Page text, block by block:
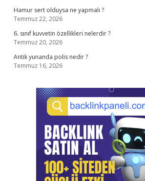
Hamur sert olduysa ne yapmalı ?
Temmuz 22, 2026
6. sınıf kuvvetin özellikleri nelerdir ?
Temmuz 20, 2026
Antik yunanda polis nedir ?
Temmuz 16, 2026